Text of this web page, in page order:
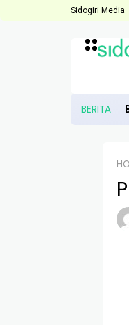
Sidogiri Media
BERITA